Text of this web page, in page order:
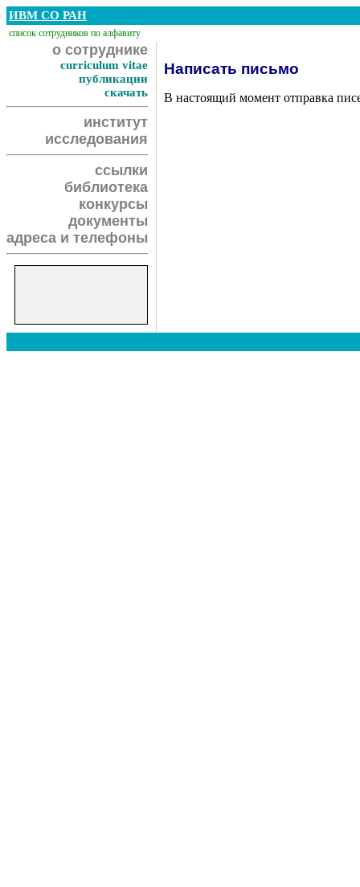
ИВМ СО РАН
список сотрудников по алфавиту
о сотруднике
curriculum vitae
публикации
скачать
институт
исследования
ссылки
библиотека
конкурсы
документы
адреса и телефоны
Написать письмо
В настоящий момент отправка